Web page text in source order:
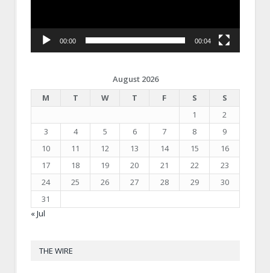
00:00 00:04
August 2026
M
T W T F S
S
1
2
3
4 5 6 7 8
9
10
11 12 13 14 15
16
17
18 19 20 21 22
23
24
25 26 27 28 29
30
31
« Jul
THE WIRE